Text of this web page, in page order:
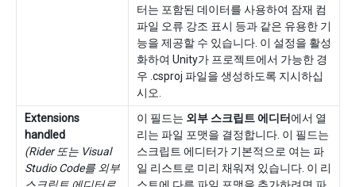
터는 포함된 데이터를 사용하여 잠재 컴
파일 오류 강조 표시 등과 같은 유용한 기
능을 제공할 수 있습니다. 이 설정을 활성
화하여 Unity가 프로젝트에서 가능한 경
우 .csproj 파일을 생성하도록 지시하십
시오.
Extensions
handled
(Rider 또는 Visual
Studio Code를 외부
이 필드는 외부 스크립트 에디터에서 열
리는 파일 포맷을 결정합니다. 이 필드는
스크립트 에디터가 기본적으로 여는 파
일 리스트로 미리 채워져 있습니다. 이 리